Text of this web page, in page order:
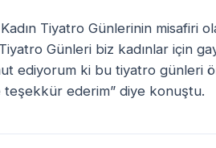
Tiyatro Günlerinin misafiri
Günleri biz kadınlar için
ediyorum ki bu tiyatro günleri
ederim” diye konuştu.